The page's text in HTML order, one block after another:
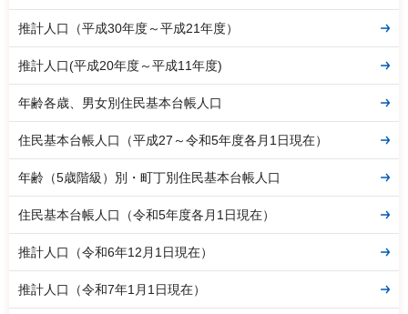
推計人口（平成30年度～平成21年度）
推計人口(平成20年度～平成11年度)
年齢各歳、男女別住民基本台帳人口
住民基本台帳人口（平成27～令和5年度各月1日現在）
年齢（5歳階級）別・町丁別住民基本台帳人口
住民基本台帳人口（令和5年度各月1日現在）
推計人口（令和6年12月1日現在）
推計人口（令和7年1月1日現在）